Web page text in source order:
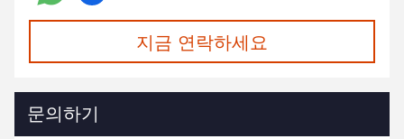
지금 연락하세요
문의하기